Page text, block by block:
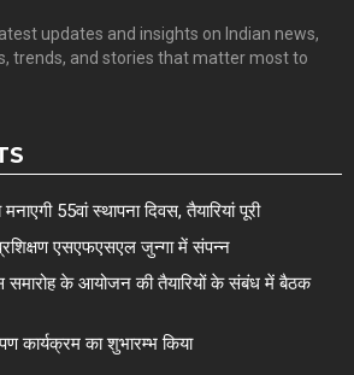
updates and insights on Indian news,
trends, and stories that matter most to
55वां स्थापना दिवस, तैयारियां पूरी
एसएफएसएल जुन्गा में संपन्न
समारोह के आयोजन की तैयारियों के संबंध में बैठक
कार्यक्रम का शुभारम्भ किया